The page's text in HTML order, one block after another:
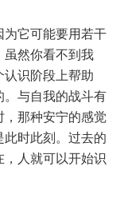
为它可能要用若干
虽然你看不到我
认识阶段上帮助
。与自我的战斗有
，那种安宁的感觉
时此刻。过去的
人就可以开始识